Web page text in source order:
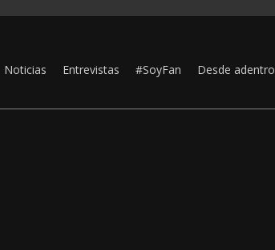
Noticias Entrevistas #SoyFan Desde adentro